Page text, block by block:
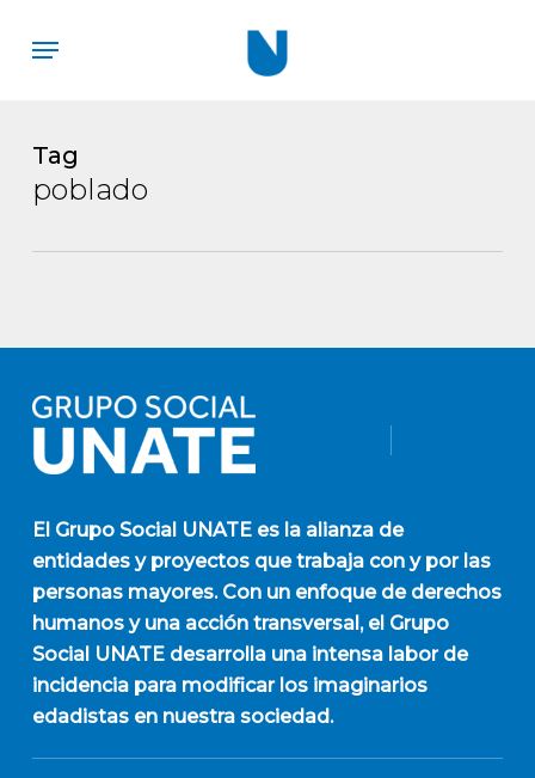
Menu
Tag
poblado
El Grupo Social UNATEes la alianza de
entidades y proyectos que trabaja con y por las
personas mayores. Con un enfoque de derechos
humanos y una acción transversal, el Grupo
Social UNATE desarrolla una intensa labor de
incidencia para modificar los imaginarios
edadistas en nuestra sociedad.